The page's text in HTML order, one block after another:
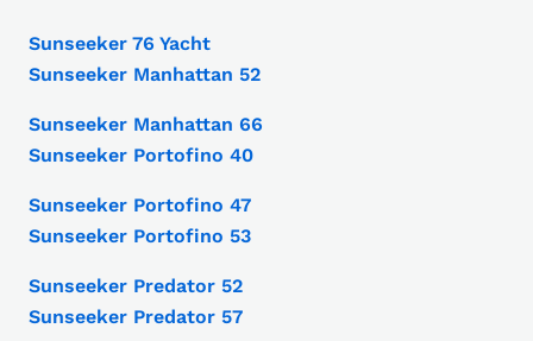
Sunseeker 76 Yacht
Sunseeker Manhattan 52
Sunseeker Manhattan 66
Sunseeker Portofino 40
Sunseeker Portofino 47
Sunseeker Portofino 53
Sunseeker Predator 52
Sunseeker Predator 57